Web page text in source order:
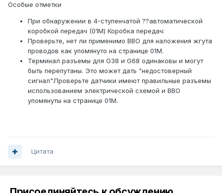
Особые отметки
При обнаружении в 4-ступенчатой ??автоматической
коробкой передач (01M) Коробка передач:
Проверьте, нет ли применимо ВВО для наложения жгута
проводов как упомянуто на странице 01M.
Терминал разъемы для G38 и G68 одинаковы и могут
быть перепутаны. Это может дать "недостоверный
сигнал".Проверьте датчики имеют правильные разъемы
использованием электрической схемой и ВВО
упомянуты на странице 01M.
Цитата